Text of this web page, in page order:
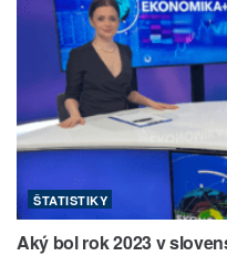
ŠTATISTIKY
Aký bol rok 2023 v